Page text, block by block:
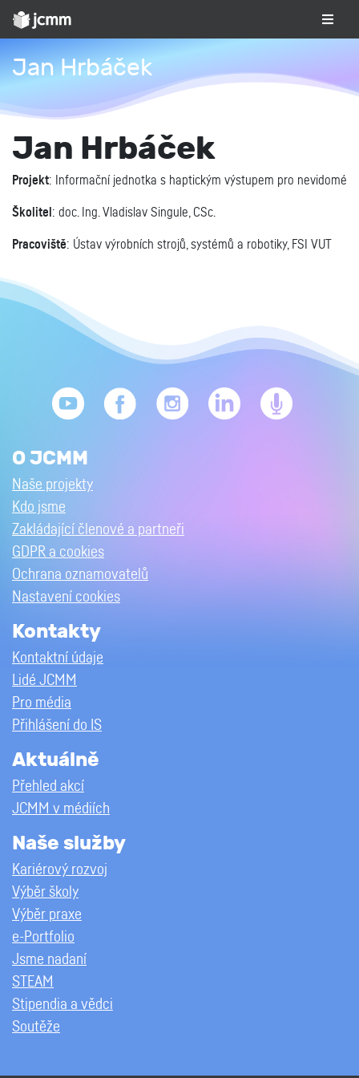
Jan Hrbáček
Jan Hrbáček
Projekt: Informační jednotka s haptickým výstupem pro nevidomé
Školitel : doc. Ing. Vladislav Singule, CSc.
Pracoviště: Ústav výrobních strojů, systémů a robotiky, FSI VUT
O JCMM
Naše projekty
Kdo jsme
Zakládající členové a partneři
GDPR a cookies
Ochrana oznamovatelů
Nastavení cookies
Kontakty
Kontaktní údaje
Lidé JCMM
Pro média
Přihlášení do IS
Aktuálně
Přehled akcí
JCMM v médiích
Naše služby
Kariérový rozvoj
Výběr školy
Výběr praxe
e-Portfolio
Jsme nadaní
STEAM
Stipendia a vědci
Soutěže